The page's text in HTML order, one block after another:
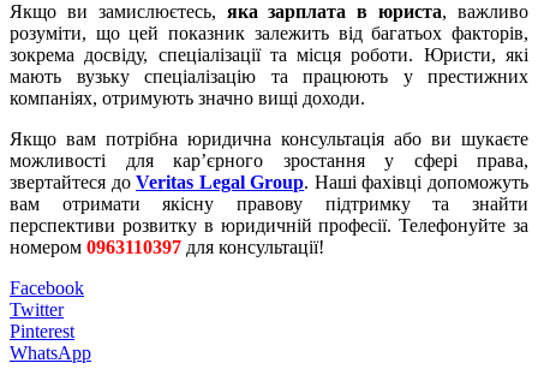
Якщо ви замислюєтесь, яка зарплата в юриста, важливо
розуміти, що цей показник залежить від багатьох факторів,
зокрема досвіду, спеціалізації та місця роботи. Юристи, які
мають вузьку спеціалізацію та працюють у престижних
компаніях, отримують значно вищі доходи.
Якщо вам потрібна юридична консультація або ви шукаєте
можливості для кар’єрного зростання у сфері права,
звертайтеся доVeritas Legal Group. Наші фахівці допоможуть
вам отримати якісну правову підтримку та знайти
перспективи розвитку в юридичній професії. Телефонуйте за
номером 0963110397 для консультації!
Facebook
Twitter
Pinterest
WhatsApp